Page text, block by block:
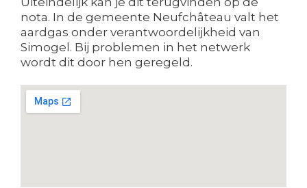
nota. In de gemeente Neufchâteau valt het
aardgas onder verantwoordelijkheid van
Simogel. Bij problemen in het netwerk
wordt dit door hen geregeld.